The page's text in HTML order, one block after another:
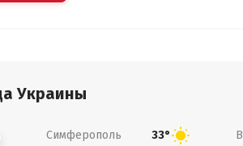
Украины
Симферополь 33°